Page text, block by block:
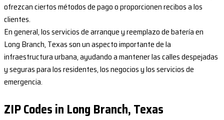
ofrezcan ciertos métodos de pago o proporcionen recibos a los
clientes.
En general, los servicios de arranque y reemplazo de batería en
Long Branch, Texas son un aspecto importante de la
infraestructura urbana, ayudando a mantener las calles despejadas
y seguras para los residentes, los negocios y los servicios de
emergencia.
ZIP Codes in Long Branch, Texas